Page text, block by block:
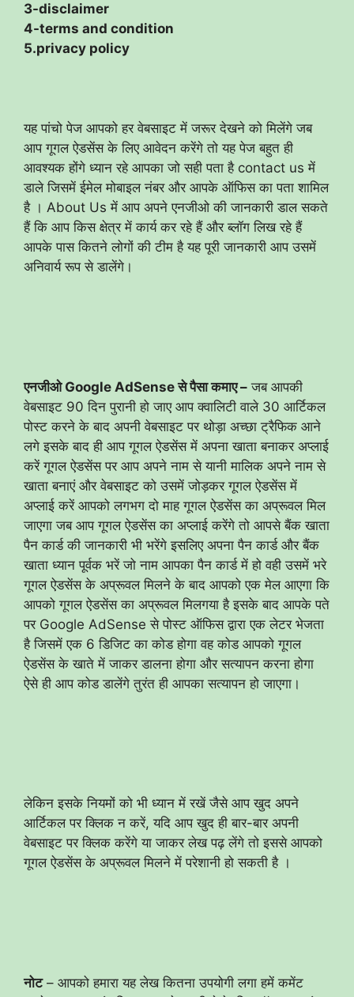
3-disclaimer
4-terms and condition
5.privacy policy
यह पांचो पेज आपको हर वेबसाइट में जरूर देखने को मिलेंगे जब
आप गूगल ऐडसेंस के लिए आवेदन करेंगे तो यह पेज बहुत ही
आवश्यक होंगे ध्यान रहे आपका जो सही पता है contact us में
डाले जिसमें ईमेल मोबाइल नंबर और आपके ऑफिस का पता शामिल
है । About Us में आप अपने एनजीओ की जानकारी डाल सकते
हैं कि आप किस क्षेत्र में कार्य कर रहे हैं और ब्लॉग लिख रहे हैं
आपके पास कितने लोगों की टीम है यह पूरी जानकारी आप उसमें
अनिवार्य रूप से डालेंगे।
एनजीओ Google AdSense से पैसा कमाए – जब आपकी
वेबसाइट 90 दिन पुरानी हो जाए आप क्वालिटी वाले 30 आर्टिकल
पोस्ट करने के बाद अपनी वेबसाइट पर थोड़ा अच्छा ट्रैफिक आने
लगे इसके बाद ही आप गूगल ऐडसेंस में अपना खाता बनाकर अप्लाई
करें गूगल ऐडसेंस पर आप अपने नाम से यानी मालिक अपने नाम से
खाता बनाएं और वेबसाइट को उसमें जोड़कर गूगल ऐडसेंस में
अप्लाई करें आपको लगभग दो माह गूगल ऐडसेंस का अप्रूवल मिल
जाएगा जब आप गूगल ऐडसेंस का अप्लाई करेंगे तो आपसे बैंक खाता
पैन कार्ड की जानकारी भी भरेंगे इसलिए अपना पैन कार्ड और बैंक
खाता ध्यान पूर्वक भरें जो नाम आपका पैन कार्ड में हो वही उसमें भरे
गूगल ऐडसेंस के अप्रूवल मिलने के बाद आपको एक मेल आएगा कि
आपको गूगल ऐडसेंस का अप्रूवल मिलगया है इसके बाद आपके पते
पर Google AdSense से पोस्ट ऑफिस द्वारा एक लेटर भेजता
है जिसमें एक 6 डिजिट का कोड होगा वह कोड आपको गूगल
ऐडसेंस के खाते में जाकर डालना होगा और सत्यापन करना होगा
ऐसे ही आप कोड डालेंगे तुरंत ही आपका सत्यापन हो जाएगा।
लेकिन इसके नियमों को भी ध्यान में रखें जैसे आप खुद अपने
आर्टिकल पर क्लिक न करें, यदि आप खुद ही बार-बार अपनी
वेबसाइट पर क्लिक करेंगे या जाकर लेख पढ़ लेंगे तो इससे आपको
गूगल ऐडसेंस के अप्रूवल मिलने में परेशानी हो सकती है ।
नोट– आपको हमारा यह लेख कितना उपयोगी लगा हमें कमेंट